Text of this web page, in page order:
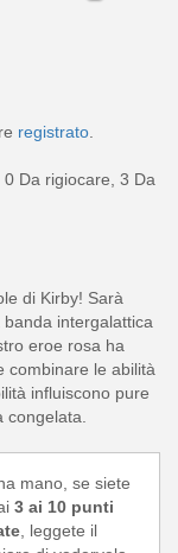
registrato.
Da rigiocare, 3 Da
di Kirby! Sarà
intergalattica
eroe rosa ha
combinare le abilità
influiscono pure
congelata.
mano, se siete
3 ai 10 punti
, leggete il